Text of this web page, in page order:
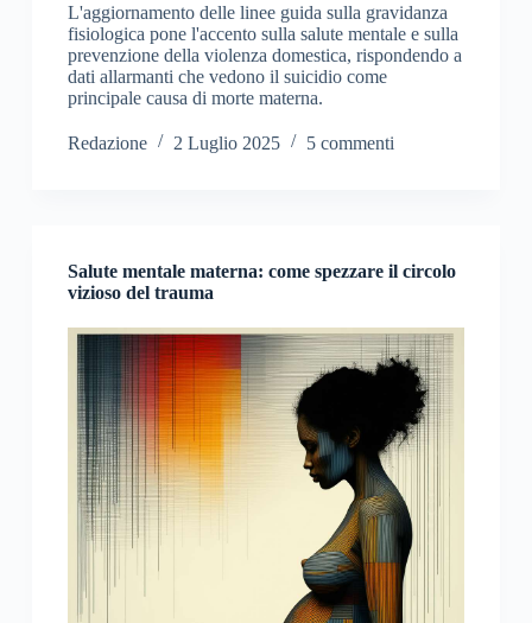
L'aggiornamento delle linee guida sulla gravidanza
fisiologica pone l'accento sulla salute mentale e sulla
prevenzione della violenza domestica, rispondendo a
dati allarmanti che vedono il suicidio come
principale causa di morte materna.
Redazione 2 Luglio 2025 5 commenti
Salute mentale materna: come spezzare il circolo
vizioso del trauma